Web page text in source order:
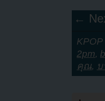
←
2pm,
คุณ, บ